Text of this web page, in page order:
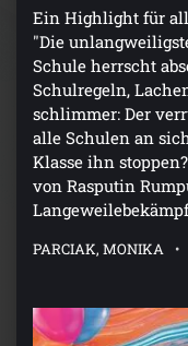
Ein Highlight für
"Die
Schule herrscht
Schulregeln,
schlimmer: Der
alle Schulen an
Klasse ihn
von Rasputin
PARCIAK, MONIKA